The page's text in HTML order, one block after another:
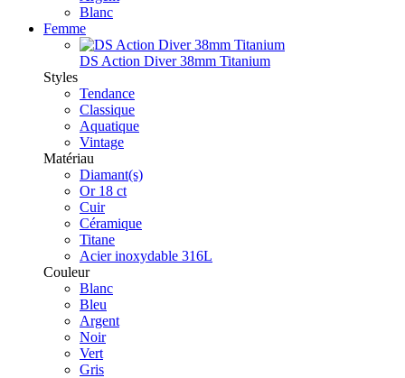
Blanc
Femme
DS Action Diver 38mm Titanium
Styles
Tendance
Classique
Aquatique
Vintage
Matériau
Diamant(s)
Or 18 ct
Cuir
Céramique
Titane
Acier inoxydable 316L
Couleur
Blanc
Bleu
Argent
Noir
Vert
Gris